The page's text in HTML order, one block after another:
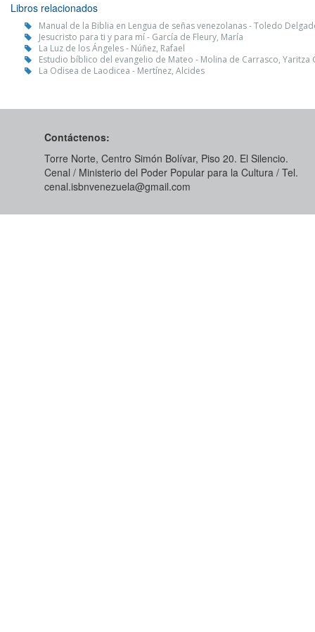
Libros relacionados
Manual de la Biblia en Lengua de señas venezolanas - Toledo
Jesucristo para ti y para mí - García de Fleury, María
La Luz de los Ángeles - Núñez, Rafael
Estudio bíblico del evangelio de Mateo - Molina de Carrasco,
La Odisea de Laodicea - Mertínez, Alcides
Contáctenos:
Torre Norte, Centro Simón Bolívar, Piso 20. El Silencio.
Cenal / Ministerio del Poder Popular para la Cultura / Tel.
cenal.isbnvenezuela@gmail.com